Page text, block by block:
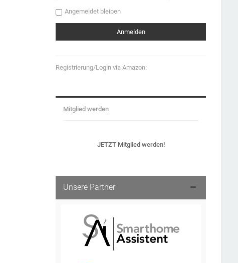
Angemeldet bleiben
Registrierung/Login via Amazon:
Mitglied werden
JETZT Mitglied werden!
Unsere Partner